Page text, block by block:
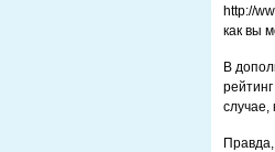
http://
как вы
В
случае,